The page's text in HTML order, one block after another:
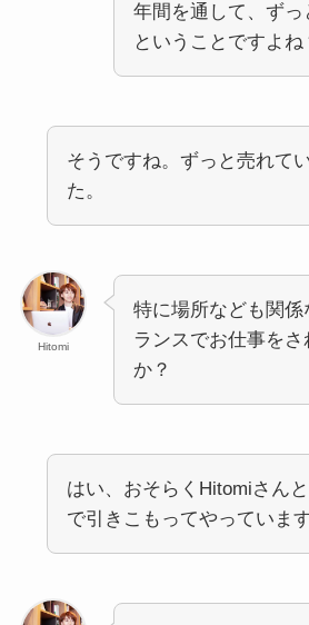
年間を通して、ずっ
ということですよね
そうですね。ずっと売れて
た。
Hitomi
特に場所なども関係
ランスでお仕事をさ
か？
はい、おそらくHitomiさん
で引きこもってやっています